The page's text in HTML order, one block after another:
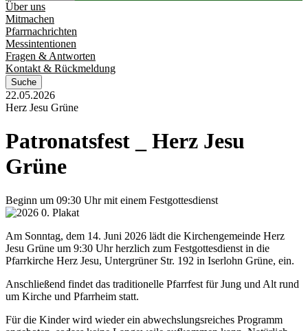
Über uns
Mitmachen
Pfarrnachrichten
Messintentionen
Fragen & Antworten
Kontakt & Rückmeldung
Suche
22.05.2026
Herz Jesu Grüne
Patronatsfest Herz Jesu
Grüne
Beginn um 09:30 Uhr mit einem Festgottesdienst
Am Sonntag, dem 14. Juni 2026 lädt die Kirchengemeinde Herz
Jesu Grüne um 9:30 Uhr herzlich zum Festgottesdienst in die
Pfarrkirche Herz Jesu, Untergrüner Str. 192 in Iserlohn Grüne, ein.
Anschließend findet das traditionelle Pfarrfest für Jung und Alt rund
um Kirche und Pfarrheim statt.
Für die Kinder wird wieder ein abwechslungsreiches Programm